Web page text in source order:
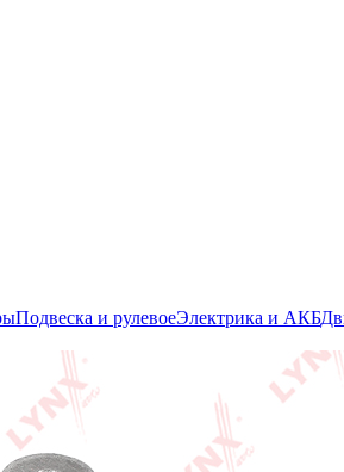
Подвеска и рулевоеЭлектрика и АКБ